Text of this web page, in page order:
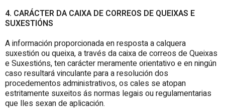
4. CARÁCTER DA CAIXA DE CORREOS DE QUEIXAS E
SUXESTIÓNS
A información proporcionada en resposta a calquera
suxestión ou queixa, a través da caixa de correos de Queixas
e Suxestións, ten carácter meramente orientativo e en ningún
caso resultará vinculante para a resolución dos
procedementos administrativos, os cales se atopan
estritamente suxeitos ás normas legais ou regulamentarias
que lles sexan de aplicación.